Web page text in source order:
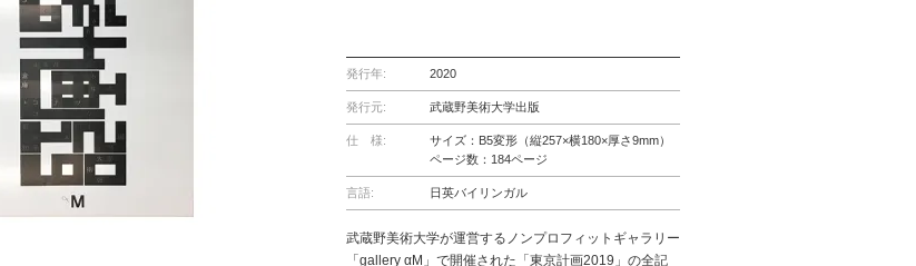
発行年: 2020
発行元: 武蔵野美術大学出版
仕 様:
サイズ：B5変形（縦257×横180×厚さ9mm）
ページ数：184ページ
言語: 日英バイリンガル
武蔵野美術大学が運営するノンプロフィットギャラリー
「gallery αM」で開催された「東京計画2019」の全記